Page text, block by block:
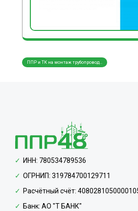
ППР и ТК на монтаж трубопровод...
ППР и ТК на монтаж металлическ...
ИНН: 780534789536
ОГРНИП: 319784700129711
Расчётный счёт:
Банк: АО "Т БАНК"